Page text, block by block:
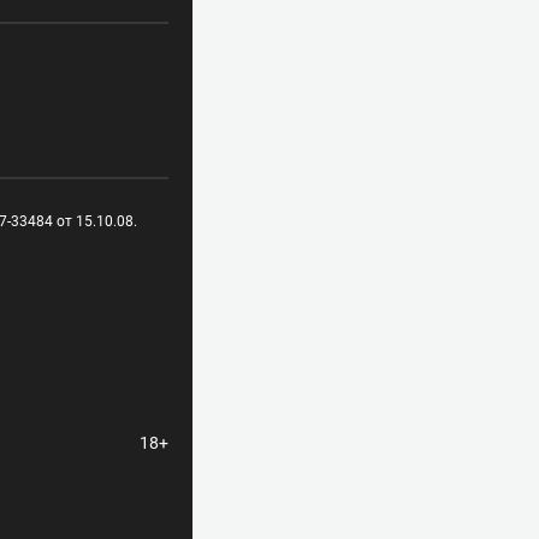
33484 от 15.10.08.
18+